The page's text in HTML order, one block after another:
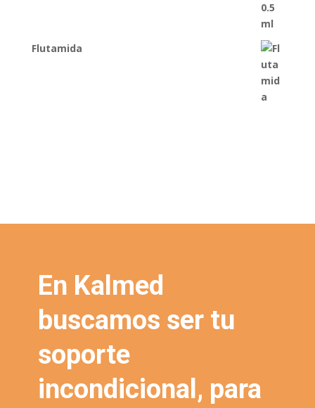
Flutamida
En Kalmed
buscamos ser tu
soporte
incondicional, para